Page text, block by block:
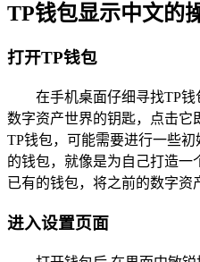
TP钱包显示中文的
打开TP钱包
在手机桌面仔细寻找TP
数字资产世界的钥匙，点击它
TP钱包，可能需要进行一些
的钱包，就像是为自己打造一
已有的钱包，将之前的数字资
进入设置页面